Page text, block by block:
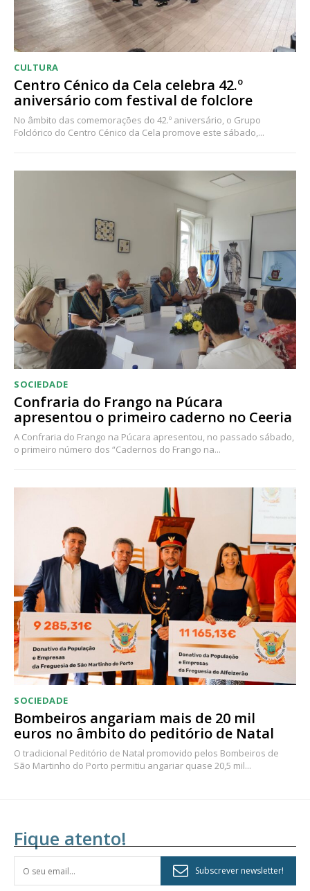
CULTURA
Centro Cénico da Cela celebra 42.º
aniversário com festival de folclore
No âmbito das comemorações do 42.º aniversário, o Grupo
Folclórico do Centro Cénico da Cela promove este sábado,...
SOCIEDADE
Confraria do Frango na Púcara
apresentou o primeiro caderno no Ceeria
A Confraria do Frango na Púcara apresentou, no passado sábado,
o primeiro número dos “Cadernos do Frango na...
SOCIEDADE
Bombeiros angariam mais de 20 mil
euros no âmbito do peditório de Natal
O tradicional Peditório de Natal promovido pelos Bombeiros de
São Martinho do Porto permitiu angariar quase 20,5 mil...
Fique atento!
Subscrever newsletter!